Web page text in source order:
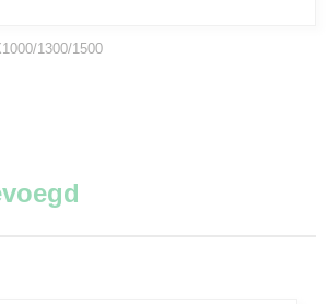
1300/1500